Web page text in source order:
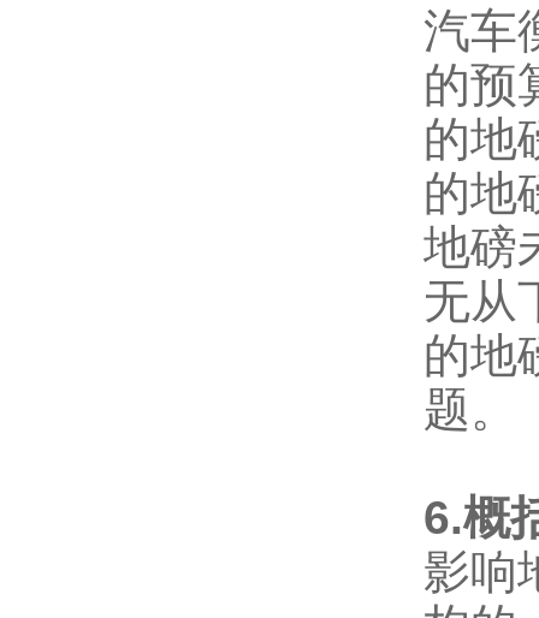
汽车
的预
的地
的地
地磅
无从
的地
题。
6.概
影响